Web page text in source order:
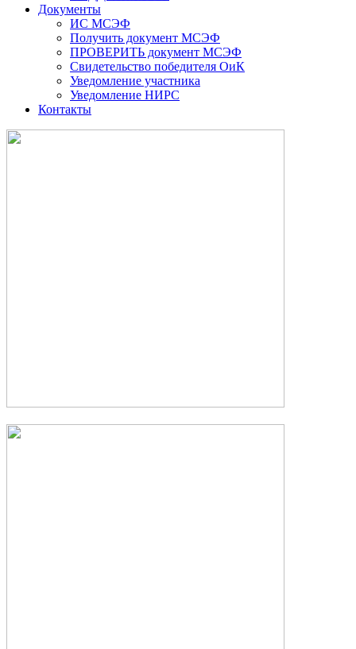
Документы
ИС МСЭФ
Получить документ МСЭФ
ПРОВЕРИТЬ документ МСЭФ
Свидетельство победителя ОиК
Уведомление участника
Уведомление НИРС
Контакты